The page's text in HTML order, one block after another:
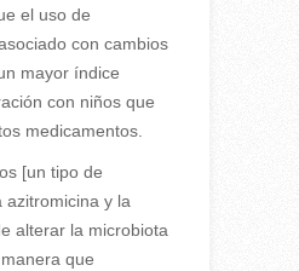
el uso de
con cambios
mayor índice
con niños que
medicamentos.
[un tipo de
azitromicina y la
alterar la microbiota
que